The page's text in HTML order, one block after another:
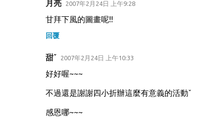
月亮 2007年2月24日 上午9:28
甘拜下風的圖畫呢!!
回覆
甜ˇ 2007年2月24日 上午10:33
好好喔~~~
不過還是謝謝四小折辦這麼有意義的活動ˇ
感恩哪~~~